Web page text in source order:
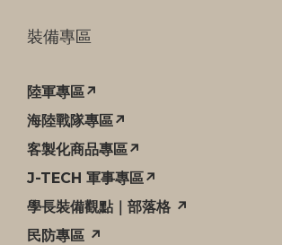
裝備專區
陸軍專區↗
海陸戰隊專區↗
客製化商品專區↗
J-TECH 軍事專區↗
學長裝備觀點｜部落格 ↗
民防專區 ↗